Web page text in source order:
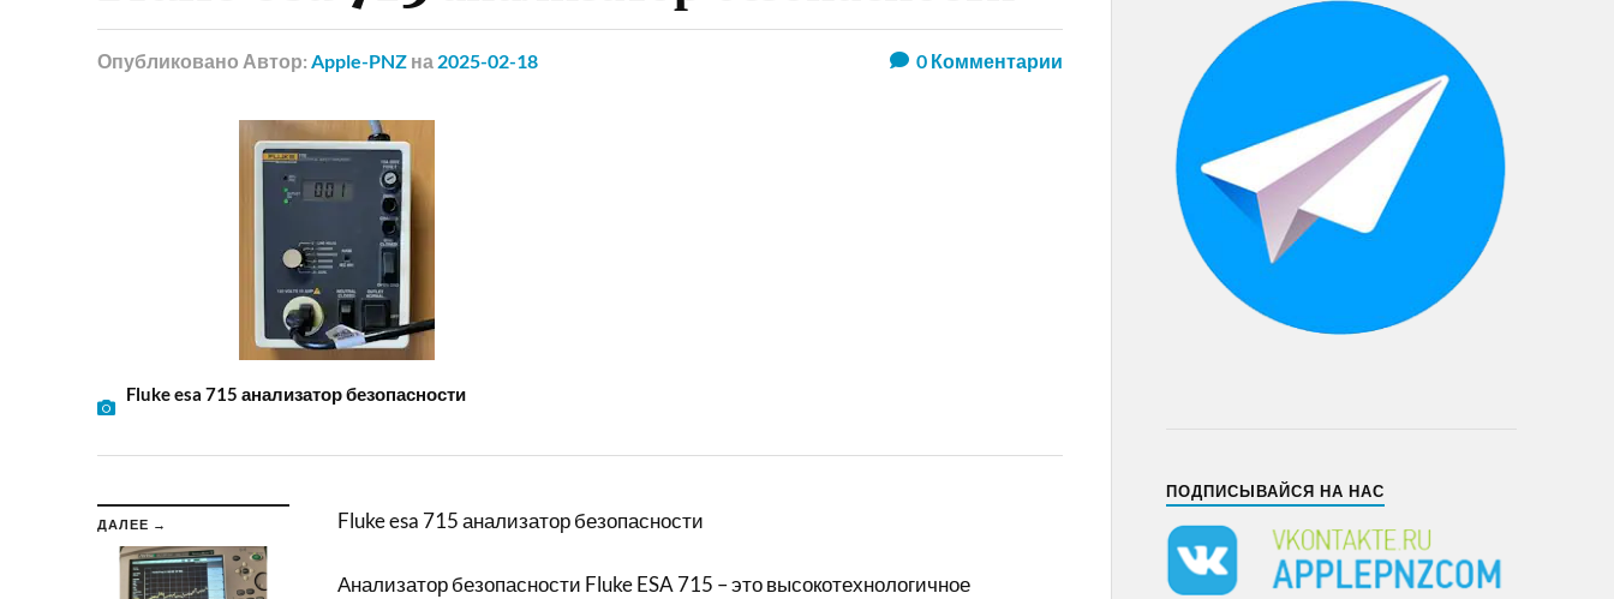
Опубликовано Автор: Apple-PNZ на 2025-02-18 0Комментарии
Fluke esa 715 анализатор безопасности
ДАЛЕЕ → Fluke esa 715 анализатор безопасности
Анализатор безопасности Fluke ESA 715 – это высокотехнологичное
ПОДПИСЫВАЙСЯ НА НАС